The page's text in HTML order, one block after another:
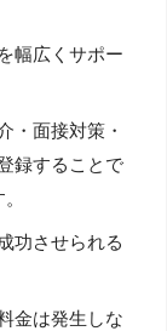
幅広くサポー
・面接対策・
録することで
功させられる
金は発生しな